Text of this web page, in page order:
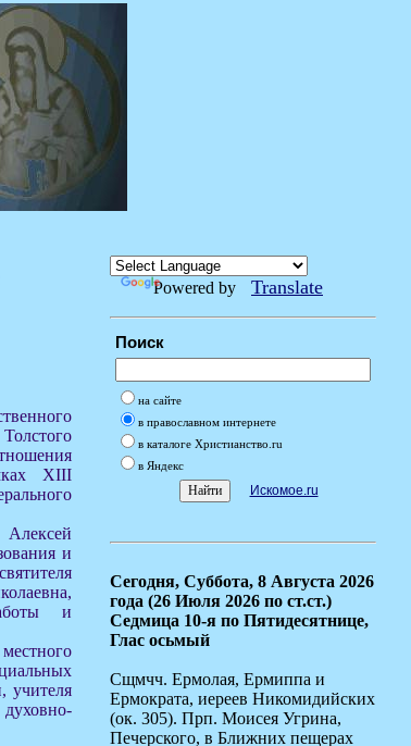
XIII
и
и
учителя
Powered by Translate
Поиск
на сайте
в православном интернете
в каталоге Христианство.ru
в Яндекс
Искомое.ru
Сегодня, Суббота, 8 Августа 2026
года (26 Июля 2026 по ст.ст.)
Седмица 10-я по Пятидесятнице,
Глас осьмый
Сщмчч. Ермолая, Ермиппа и
Ермократа, иереев Никомидийских
(ок. 305). Прп. Моисея Угрина,
Печерского, в Ближних пещерах